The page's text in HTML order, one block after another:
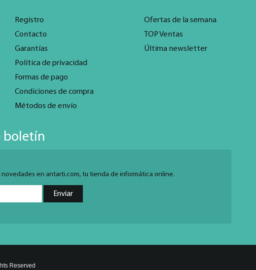
Registro
Contacto
Garantías
Política de privacidad
Formas de pago
Condiciones de compra
Métodos de envío
Ofertas de la semana
TOP Ventas
Última newsletter
boletín
en antarti.com, tu tienda de informática online.
Reserved